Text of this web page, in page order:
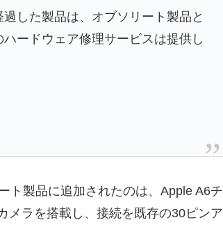
した製品は、オブソリート製品と
ードウェア修理サービスは提供し
製品に追加されたのは、Apple A6チ
メラを搭載し、接続を既存の30ピンア